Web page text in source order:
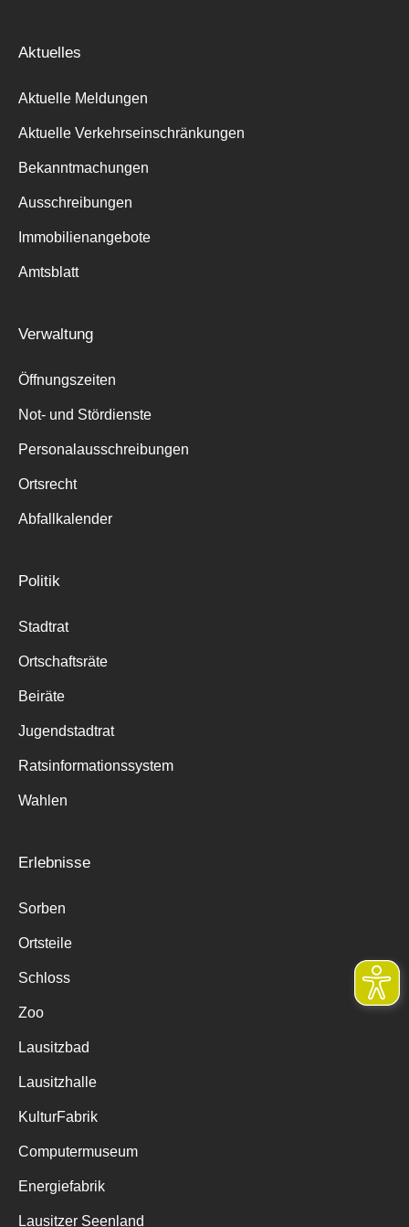
Aktuelles
Aktuelle Meldungen
Aktuelle Verkehrseinschränkungen
Bekanntmachungen
Ausschreibungen
Immobilienangebote
Amtsblatt
Verwaltung
Öffnungszeiten
Not- und Stördienste
Personalausschreibungen
Ortsrecht
Abfallkalender
Politik
Stadtrat
Ortschaftsräte
Beiräte
Jugendstadtrat
Ratsinformationssystem
Wahlen
Erlebnisse
Sorben
Ortsteile
Schloss
Zoo
Lausitzbad
Lausitzhalle
KulturFabrik
Computermuseum
Energiefabrik
Lausitzer Seenland